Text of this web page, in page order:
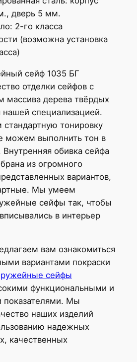
дверь 5 мм.
2-го класса
(возможна установка
сейф 1035 БГ
отделки сейфов с
массива дерева твёрдых
нашей специализацией.
тонировку
можем выполнить тон в
Внутренняя обивка сейфа
из огромного
вариантов,
Мы умеем
сейфы так, чтобы
в интерьер
вам ознакомиться
вариантами покраски
сейфы
функциональными и
показателями. Мы
наших изделий
надежных
качественных